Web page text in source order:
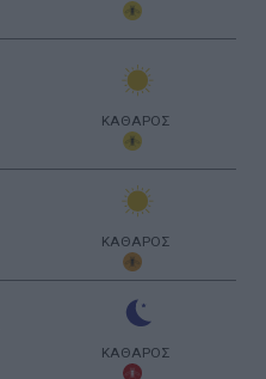
ΚΑΘΑΡΟΣ
ΚΑΘΑΡΟΣ
ΚΑΘΑΡΟΣ